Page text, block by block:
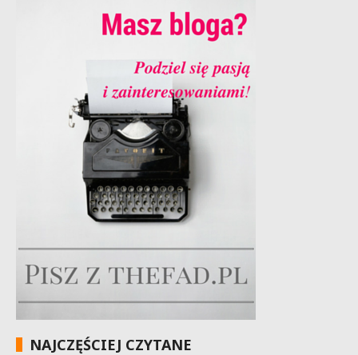
NAJCZĘŚCIEJ CZYTANE